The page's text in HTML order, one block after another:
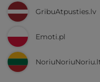
GribuAtpusties.lv
Emoti.pl